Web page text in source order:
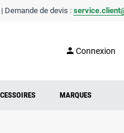
| Demande de devis :
person Connexion
MARQUES